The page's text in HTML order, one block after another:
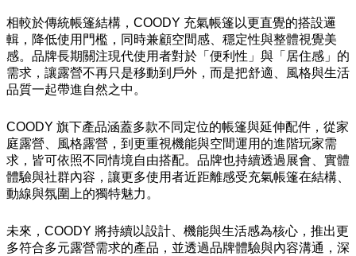
相較於傳統帳篷結構，COODY 充氣帳篷以更直覺的搭設邏
輯，降低使用門檻，同時兼顧空間感、穩定性與整體視覺美
感。品牌長期關注現代使用者對於「便利性」與「居住感」的
需求，讓露營不再只是移動到戶外，而是把舒適、風格與生活
品質一起帶進自然之中。
COODY 旗下產品涵蓋多款不同定位的帳篷與延伸配件，從家
庭露營、風格露營，到更重視機能與空間運用的進階玩家需
求，皆可依照不同情境自由搭配。品牌也持續透過展會、實體
體驗與社群內容，讓更多使用者近距離感受充氣帳篷在結構、
動線與氛圍上的獨特魅力。
未來，COODY 將持續以設計、機能與生活感為核心，推出更
多符合多元露營需求的產品，並透過品牌體驗與內容溝通，深